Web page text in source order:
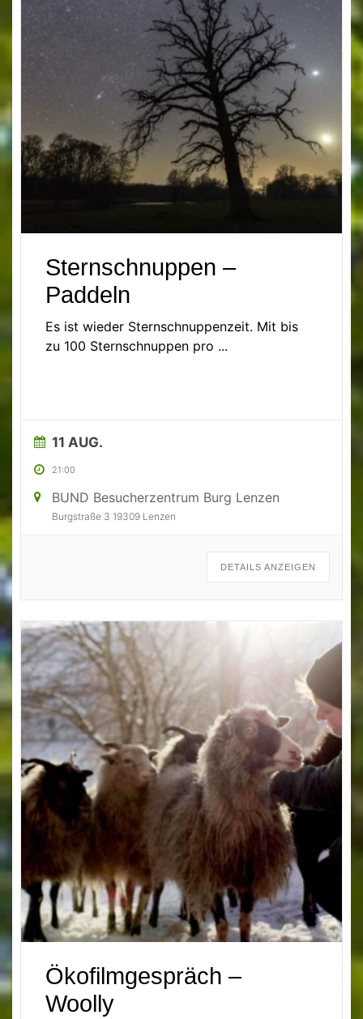
Sternschnuppen –
Paddeln
Es ist wieder Sternschnuppenzeit. Mit bis
zu 100 Sternschnuppen pro ...
11 AUG.
21:00
BUND Besucherzentrum Burg Lenzen
Burgstraße 3 19309 Lenzen
DETAILS ANZEIGEN
Ökofilmgespräch –
Woolly